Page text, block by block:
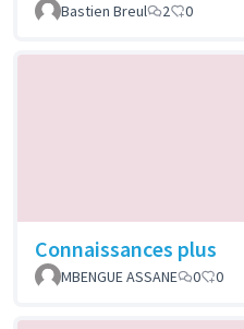
Bastien Breul 2 0
Connaissances plus
MBENGUE ASSANE
0 0